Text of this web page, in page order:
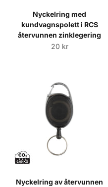
Nyckelring med
kundvagnspolett i RCS
återvunnen zinklegering
Sale price
20 kr
Nyckelring av återvunnen